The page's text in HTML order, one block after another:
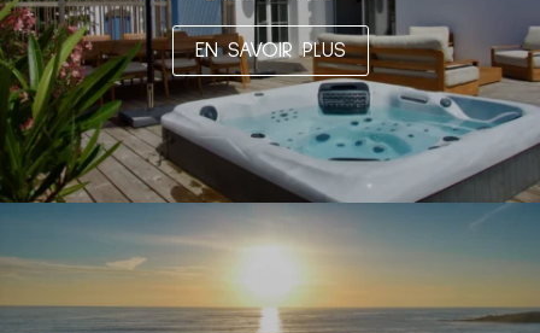
EN SAVOIR PLUS